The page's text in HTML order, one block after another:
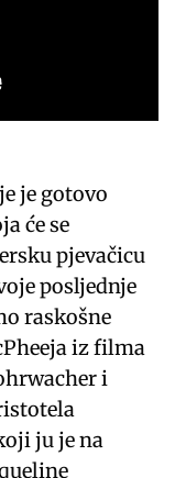
je gotovo
će se
pjevačicu
posljednje
raskošne
iz filma
i
ju je na